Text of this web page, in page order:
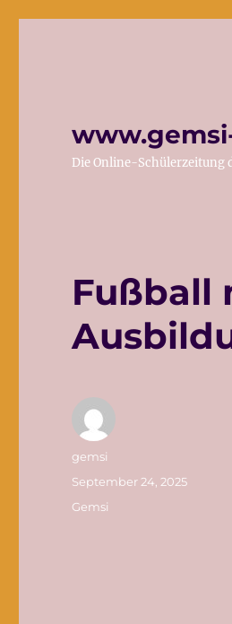
Die Online-Schülerzeitung
Fußball
Autor
gemsi
Veröffentlicht
September 24, 2025
Kategorien
Gemsi